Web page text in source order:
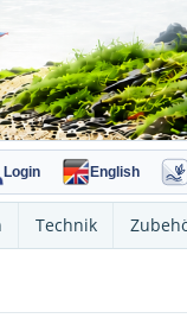
Login English
Technik